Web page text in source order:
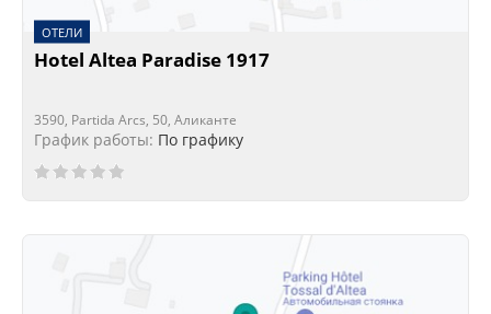
ОТЕЛИ
Hotel Altea Paradise 1917
3590, Partida Arcs, 50, Аликанте
График работы: По графику